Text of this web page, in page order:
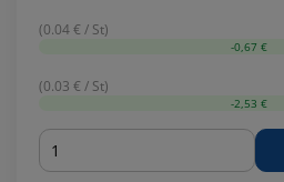
(0.04 € / St)
-0,67 €
(0.03 € / St)
-2,53 €
Menge